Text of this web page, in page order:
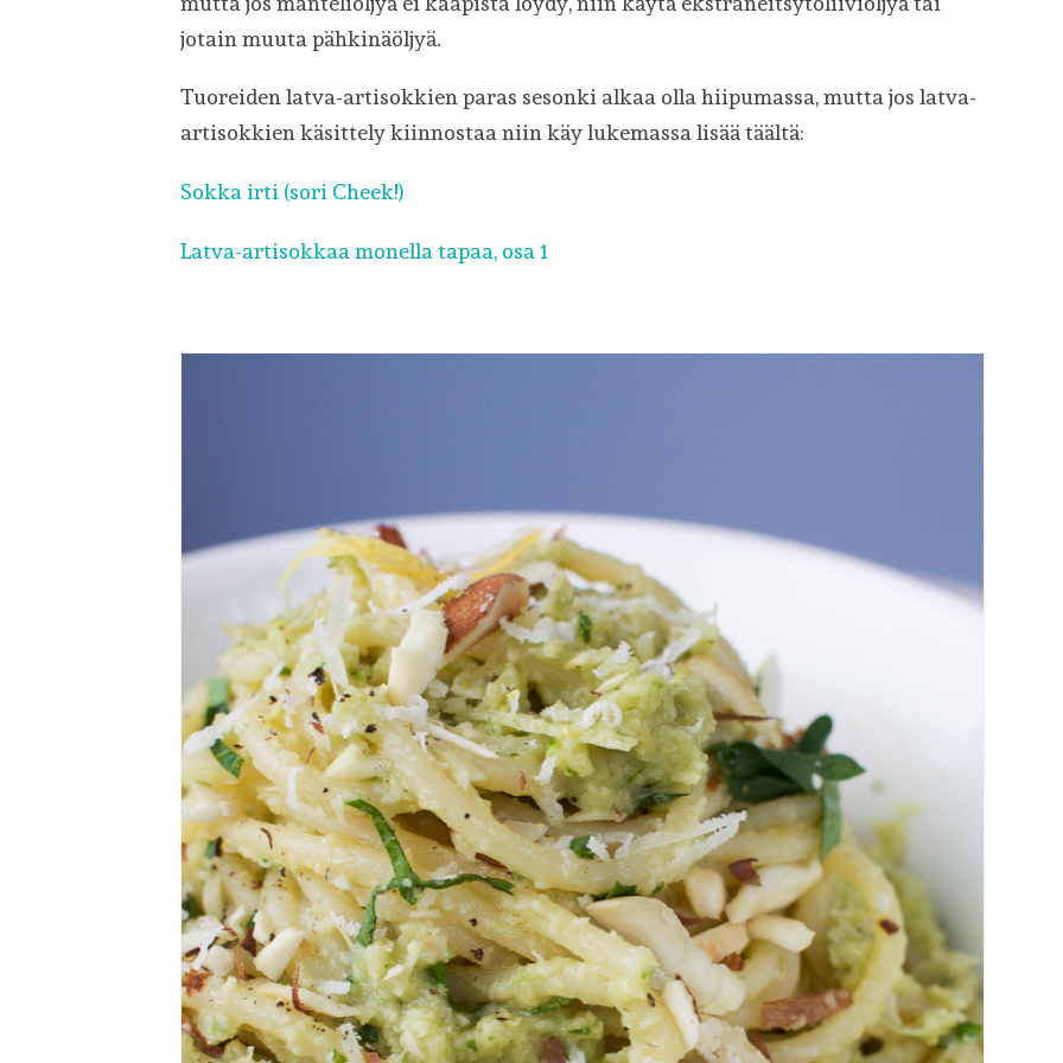
jotain muuta pähkinäöljyä.
Tuoreiden latva-artisokkien paras sesonki alkaa olla hiipumassa, mutta jos latva-
artisokkien käsittely kiinnostaa niin käy lukemassa lisää täältä:
Sokka irti (sori Cheek!)
Latva-artisokkaa monella tapaa, osa 1